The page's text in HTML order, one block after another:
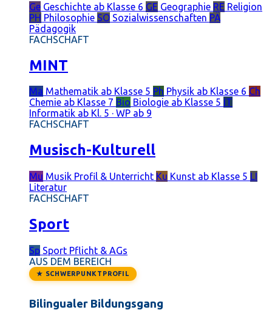
Ge Geschichte ab Klasse 6 GE Geographie RE Religion
PH Philosophie SO Sozialwissenschaften PÄ
Pädagogik
FACHSCHAFT
MINT
Ma Mathematik ab Klasse 5 Ph Physik ab Klasse 6 Ch
Chemie ab Klasse 7 Bio Biologie ab Klasse 5 IT
Informatik ab Kl. 5 · WP ab 9
FACHSCHAFT
Musisch-Kulturell
Mu Musik Profil & Unterricht Ku Kunst ab Klasse 5 LI
Literatur
FACHSCHAFT
Sport
Sp Sport Pflicht & AGs
AUS DEM BEREICH
★ SCHWERPUNKTPROFIL
Bilingualer Bildungsgang